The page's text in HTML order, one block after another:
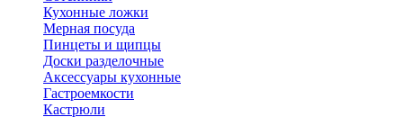
Кухонные ложки
Мерная посуда
Пинцеты и щипцы
Доски разделочные
Аксессуары кухонные
Гастроемкости
Кастрюли